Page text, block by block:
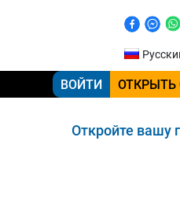
ВОЙТИ ОТКРЫТЬ
Откройте вашу